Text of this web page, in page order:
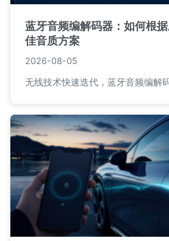
蓝牙音频编解码器：如何根
佳音质方案
2026-08-05
无线技术快速迭代，蓝牙音频编解